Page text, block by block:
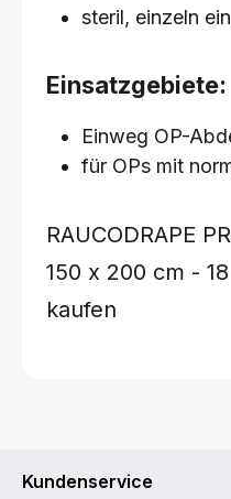
steril, einzeln
Einsatzgebiete:
Einweg OP-
für OPs mit
RAUCODRAPE
150 x 200 cm -
kaufen
Kundenservice